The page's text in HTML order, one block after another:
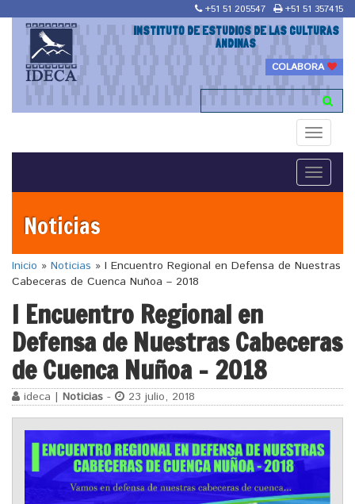
+51 51 205547 +51 51 357415
INSTITUTO DE ESTUDIOS DE LAS CULTURAS
ANDINAS
COLABORA
Toggle
Toggle
Noticias
Inicio » Noticias » I Encuentro Regional en Defensa de Nuestras
Cabeceras de Cuenca Nuñoa – 2018
I Encuentro Regional en
Defensa de Nuestras Cabeceras
de Cuenca Nuñoa – 2018
ideca | Noticias - 23 julio, 2018